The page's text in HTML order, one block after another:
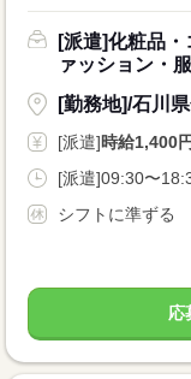
[派遣]化粧品
ァッション・
[勤務地]/石川
[派遣]時給1,400
[派遣]09:30〜
シフトに準ずる
応